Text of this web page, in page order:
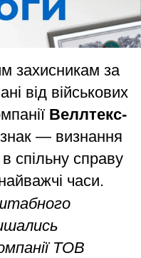
захисникам за
від військових
Веллтекс-
— визнання
спільну справу
часи.
ТОВ